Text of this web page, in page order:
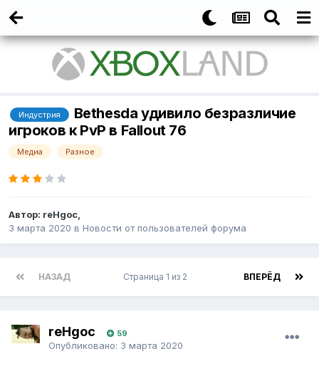
Индустрия
Bethesda удивило безразличие
игроков к PvP в Fallout 76
Медиа Разное
Автор: reHgoc,
3 марта 2020 в Новости от пользователей форума
НАЗАД ВПЕРЁД
Страница 1 из 2
reHgoc 59
Опубликовано: 3 марта 2020